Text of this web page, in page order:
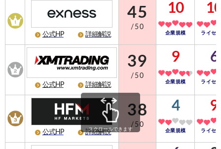
公式HP 詳細解説
45
/50
10
企業規模 ライセ
公式HP 詳細解説
39
/50
9
企業規模
6
ライセ
公式HP 詳細解説
38
/50
4
企業規模
9
ライセ
スクロールできます